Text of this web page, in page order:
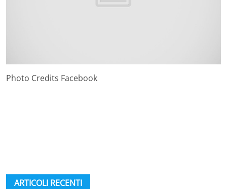
Photo Credits Facebook
ARTICOLI RECENTI